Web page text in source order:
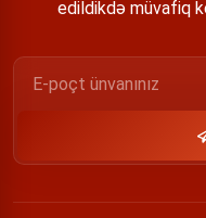
edildikdə müvafiq